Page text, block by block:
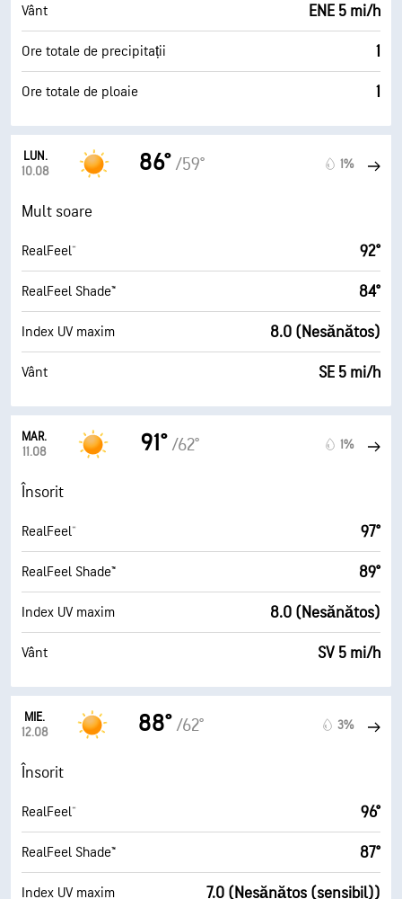
Vânt ENE 5 mi/h
Ore totale de precipitații 1
Ore totale de ploaie 1
LUN.
10.08
86° /59° 1%
Mult soare
RealFeel® 92°
RealFeel Shade™ 84°
Index UV maxim 8.0 (Nesănătos)
Vânt SE 5 mi/h
MAR.
11.08
91° /62° 1%
Însorit
RealFeel® 97°
RealFeel Shade™ 89°
Index UV maxim 8.0 (Nesănătos)
Vânt SV 5 mi/h
MIE.
12.08
88° /62° 3%
Însorit
RealFeel® 96°
RealFeel Shade™ 87°
Index UV maxim 7.0 (Nesănătos (sensibil))